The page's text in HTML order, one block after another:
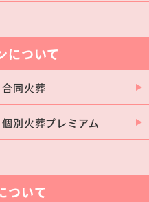
について
合同火葬
個別火葬プレミアム
ついて